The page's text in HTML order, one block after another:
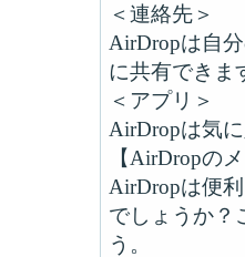
＜連絡先＞
AirDropは自
に共有できま
＜アプリ＞
AirDropは気
【AirDropの
AirDropは便
でしょうか？
う。